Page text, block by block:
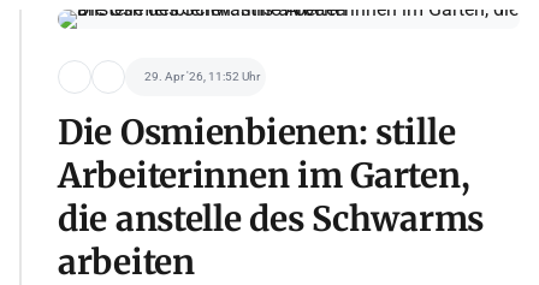
29. Apr '26, 11:52 Uhr
Die Osmienbienen: stille
Arbeiterinnen im Garten,
die anstelle des Schwarms
arbeiten